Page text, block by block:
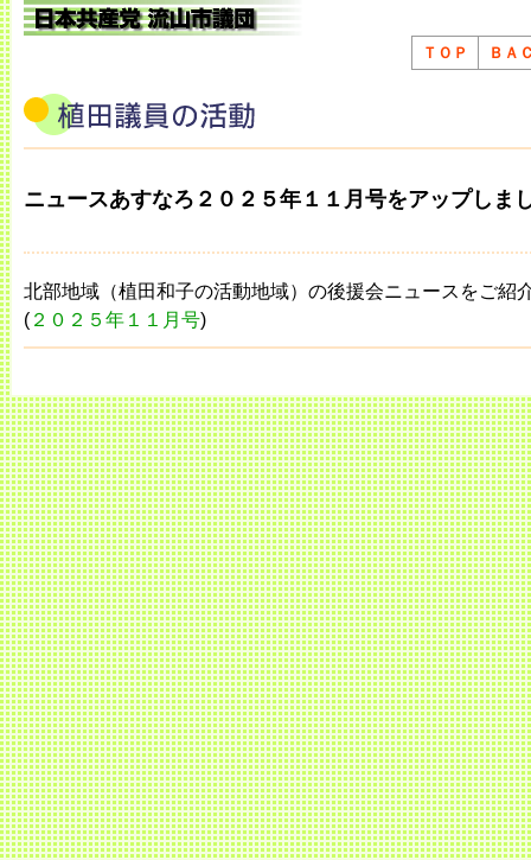
ＴＯＰ ＢＡ
ニュースあすなろ２０２５年１１月号をアップしま
北部地域（植田和子の活動地域）の後援会ニュースをご紹
( ２０２５年１１月号)